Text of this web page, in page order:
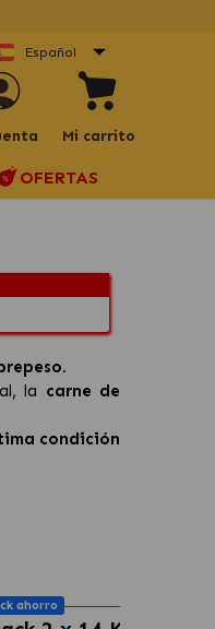
Español
Mi carrito
OFERTAS
la carne de
condición
ahorro